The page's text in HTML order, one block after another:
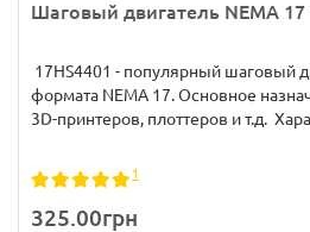
Шаговый двигатель NEMA 17
17HS4401 - популярный шаговый
формата NEMA 17. Основное
3D-принтеров, плоттеров и т.д.
1
325.00грн